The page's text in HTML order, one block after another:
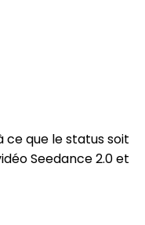
ce que le status soit
Seedance 2.0 et